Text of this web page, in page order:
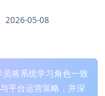
2026-05-08
将系统学习角色一致
平台运营策略，并深